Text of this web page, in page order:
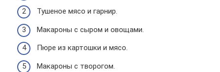
Тушеное мясо и гарнир.
Макароны с сыром и овощами.
Пюре из картошки и мясо.
Макароны с творогом.